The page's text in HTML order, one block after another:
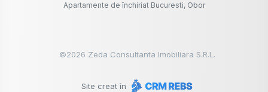
Apartamente de închiriat Bucuresti, Obor
©2026 Zeda Consultanta Imobiliara S.R.L.
Site creat în